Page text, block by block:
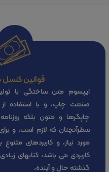
قوانین کنسل
ایپسوم متن ساختگی با
صنعت چاپ، و با استفاده
چاپگرها و متون بلکه
سطرآنچنان که لازم است، و
مورد نیاز، و کاربردهای
کاربردی می باشد، کتابهای
گذشته حال و آینده،